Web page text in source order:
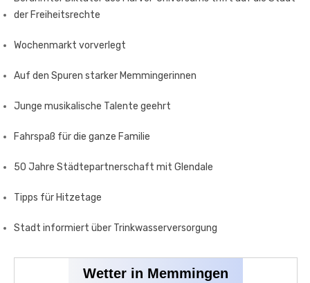
der Freiheitsrechte
Wochenmarkt vorverlegt
Auf den Spuren starker Memmingerinnen
Junge musikalische Talente geehrt
Fahrspaß für die ganze Familie
50 Jahre Städtepartnerschaft mit Glendale
Tipps für Hitzetage
Stadt informiert über Trinkwasserversorgung
Wetter in Memmingen